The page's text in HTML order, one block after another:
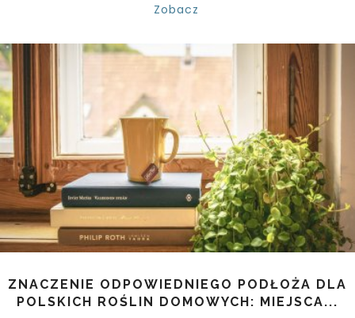
Zobacz
ZNACZENIE ODPOWIEDNIEGO PODŁOŻA DLA
POLSKICH ROŚLIN DOMOWYCH: MIEJSCA...